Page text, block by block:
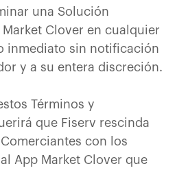
una Solución
Clover en cualquier
inmediato sin notificación
y a su entera discreción.
Términos y
que Fiserv rescinda
con los
App Market Clover que